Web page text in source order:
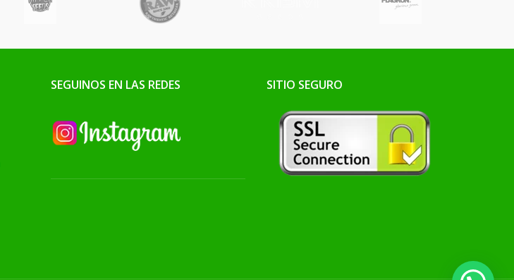
SEGUINOS EN LAS REDES SITIO SEGURO